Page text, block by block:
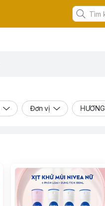
Đơn vị HƯƠNG